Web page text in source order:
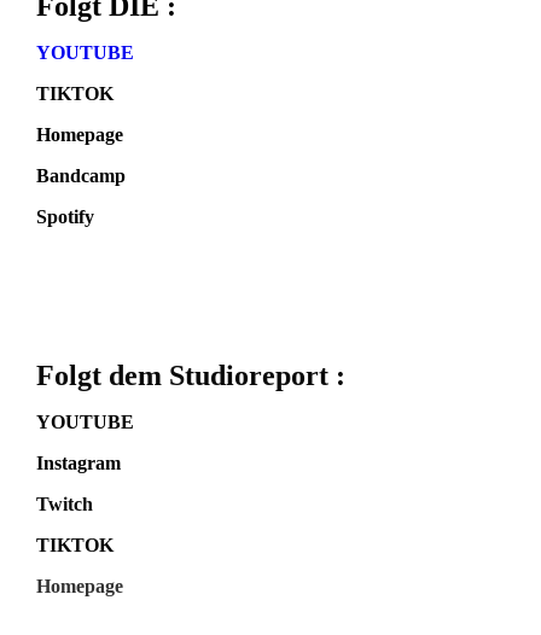
YOUTUBE
TIKTOK
Homepage
Bandcamp
Spotify
Folgt dem Studioreport :
YOUTUBE
Instagram
Twitch
TIKTOK
Homepage